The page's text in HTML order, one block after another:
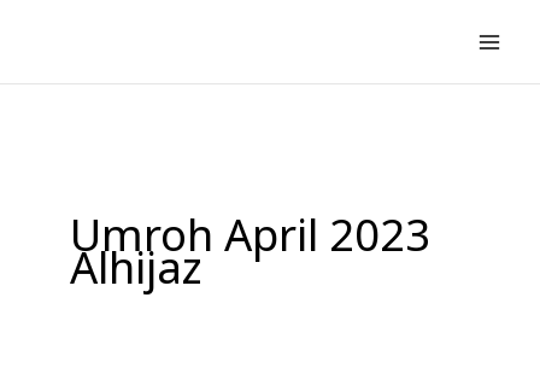
konten
Umroh April 2023
Alhijaz